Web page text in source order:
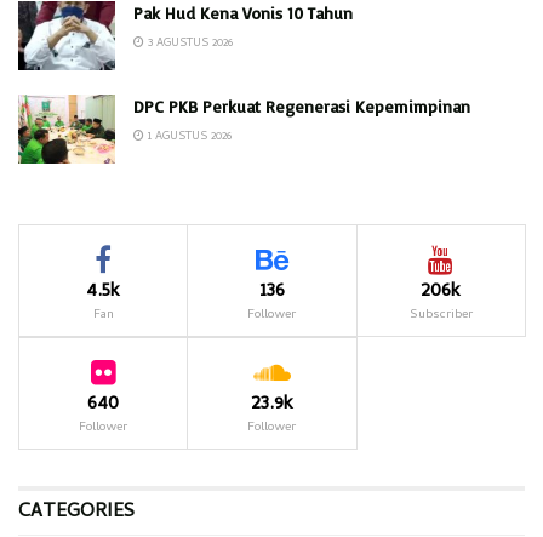
Pak Hud Kena Vonis 10 Tahun
3 AGUSTUS 2026
DPC PKB Perkuat Regenerasi Kepemimpinan
1 AGUSTUS 2026
4.5k
Fan
136
Follower
206k
Subscriber
640
Follower
23.9k
Follower
CATEGORIES